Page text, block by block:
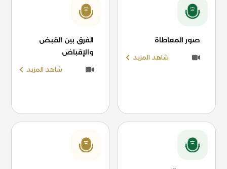
صور المعاطاة
شاهد المزيد
الفرق بين القبض
والإقباض
شاهد المزيد